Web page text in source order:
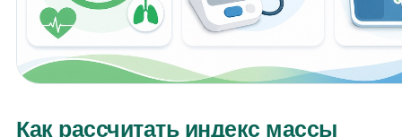
Как рассчитать индекс массы